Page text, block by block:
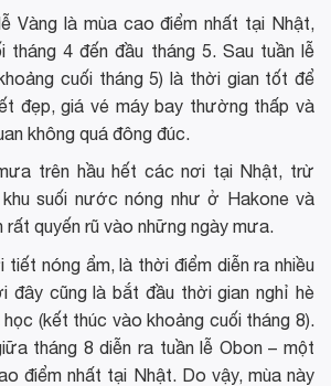
Vàng là mùa cao điểm nhất tại Nhật,
tháng 4 đến đầu tháng 5. Sau tuần lễ
cuối tháng 5) là thời gian tốt để
đẹp, giá vé máy bay thường thấp và
không quá đông đúc.
trên hầu hết các nơi tại Nhật, trừ
suối nước nóng như ở Hakone và
rất quyến rũ vào những ngày mưa.
tiết nóng ẩm, là thời điểm diễn ra nhiều
đây cũng là bắt đầu thời gian nghỉ hè
(kết thúc vào khoảng cuối tháng 8).
tháng 8 diễn ra tuần lễ Obon – một
điểm nhất tại Nhật. Do vậy, mùa này